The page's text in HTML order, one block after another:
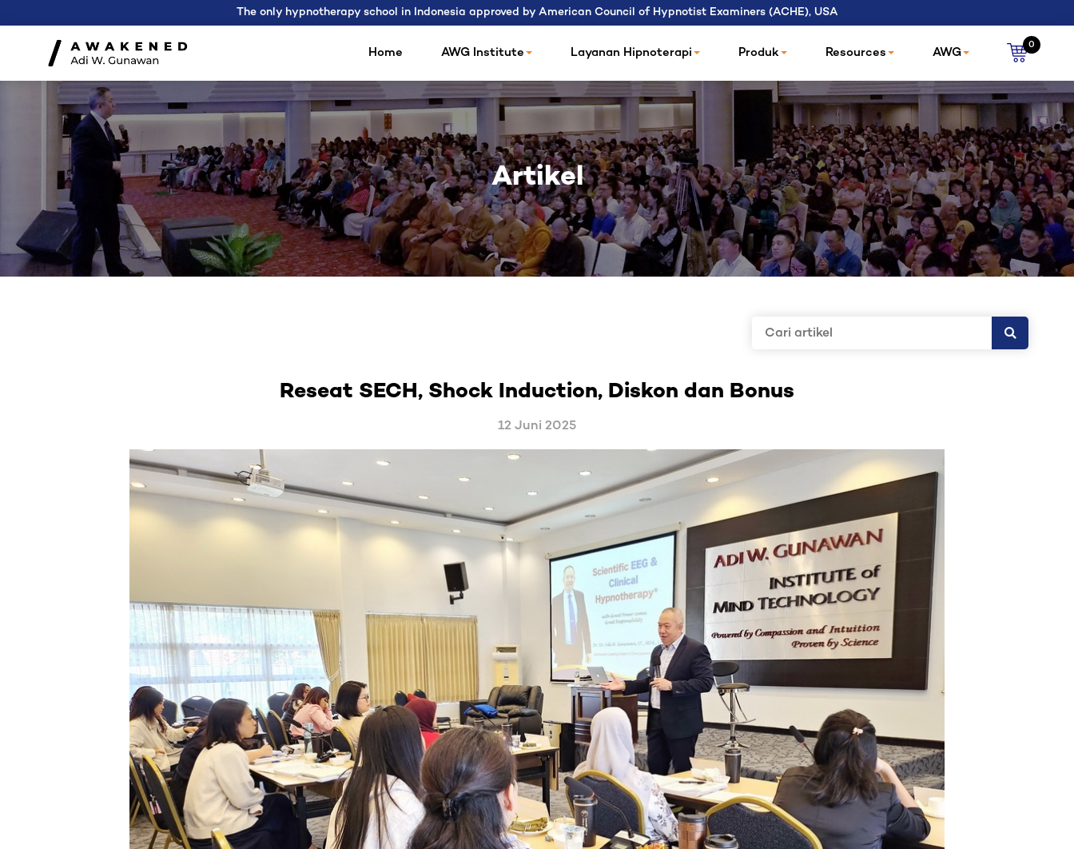
The only hypnotherapy school in Indonesia approved by American Council of Hypnotist Examiners (ACHE), USA
0
Home AWG Institute Layanan Hipnoterapi Produk Resources AWG
Artikel
Reseat SECH, Shock Induction, Diskon dan Bonus
12 Juni 2025